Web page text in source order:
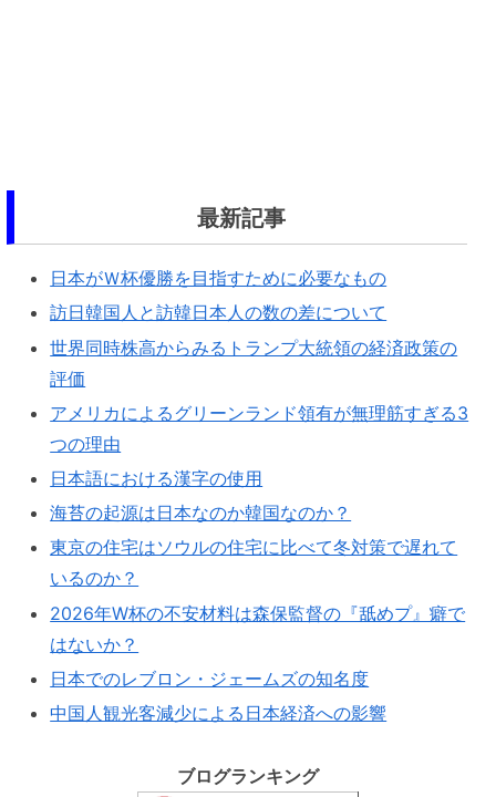
最新記事
日本がＷ杯優勝を目指すために必要なもの
訪日韓国人と訪韓日本人の数の差について
世界同時株高からみるトランプ大統領の経済政策の
評価
アメリカによるグリーンランド領有が無理筋すぎる3
つの理由
日本語における漢字の使用
海苔の起源は日本なのか韓国なのか？
東京の住宅はソウルの住宅に比べて冬対策で遅れて
いるのか？
2026年W杯の不安材料は森保監督の『舐めプ』癖で
はないか？
日本でのレブロン・ジェームズの知名度
中国人観光客減少による日本経済への影響
ブログランキング